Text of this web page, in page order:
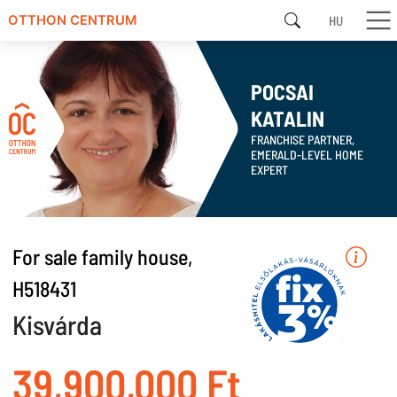
OTTHON CENTRUM HU
POCSAI
KATALIN
FRANCHISE PARTNER,
EMERALD-LEVEL HOME
EXPERT
For sale family house,
H518431
Kisvárda
39,900,000 Ft